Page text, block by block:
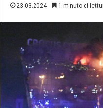
23.03.2024 1 minuto di